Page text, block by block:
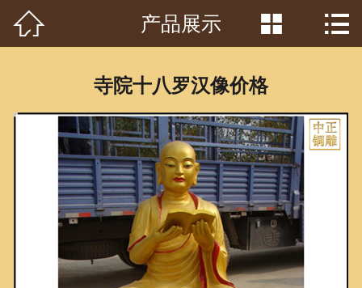
首页
产品中心
客户见证
常识问答
新闻资讯
 产品展示  
寺院十八罗汉像价格